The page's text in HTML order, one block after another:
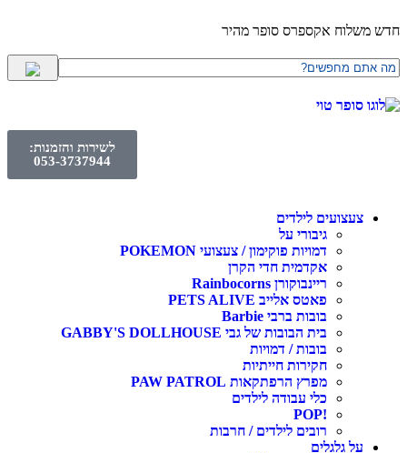
חדש משלוח אקספרס סופר מהיר
לשירות והזמנות:
053-3737944
צעצועים לילדים
גיבורי על
דמויות פוקימון / צעצועי POKEMON
אקדמית חדי הקרן
ריינבוקורן Rainbocorns
פאטס אלייב PETS ALIVE
בובות ברבי Barbie
בית הבובות של גבי GABBY'S DOLLHOUSE
בובות / דמויות
חקירות חייתיות
מפרץ הרפתקאות PAW PATROL
כלי עבודה לילדים
!POP
רובים לילדים / חרבות
על גלגלים